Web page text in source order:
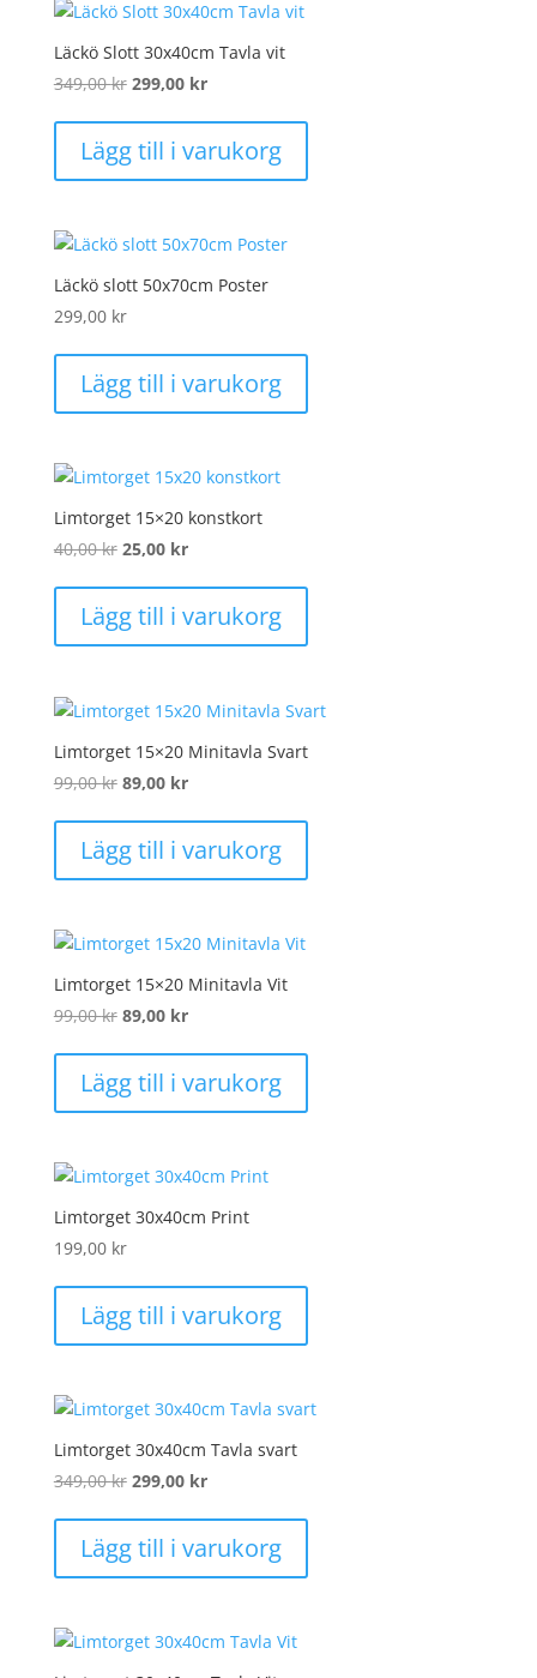
Läckö Slott 30x40cm Tavla vit
349,00kr Det
priset
var:
299,00 krDet
priset
är:
Lägg till i varukorg
Läckö slott 50x70cm Poster
299,00 kr
Lägg till i varukorg
Limtorget 15×20 konstkort
40,00kr Det
priset
var:
25,00 krDet
priset
är:
Lägg till i varukorg
Limtorget 15×20 Minitavla Svart
99,00kr Det
priset
var:
89,00 krDet
priset
är:
Lägg till i varukorg
Limtorget 15×20 Minitavla Vit
99,00kr Det
priset
var:
89,00 krDet
priset
är:
Lägg till i varukorg
Limtorget 30x40cm Print
199,00 kr
Lägg till i varukorg
Limtorget 30x40cm Tavla svart
349,00kr Det
priset
var:
299,00 krDet
priset
är:
Lägg till i varukorg